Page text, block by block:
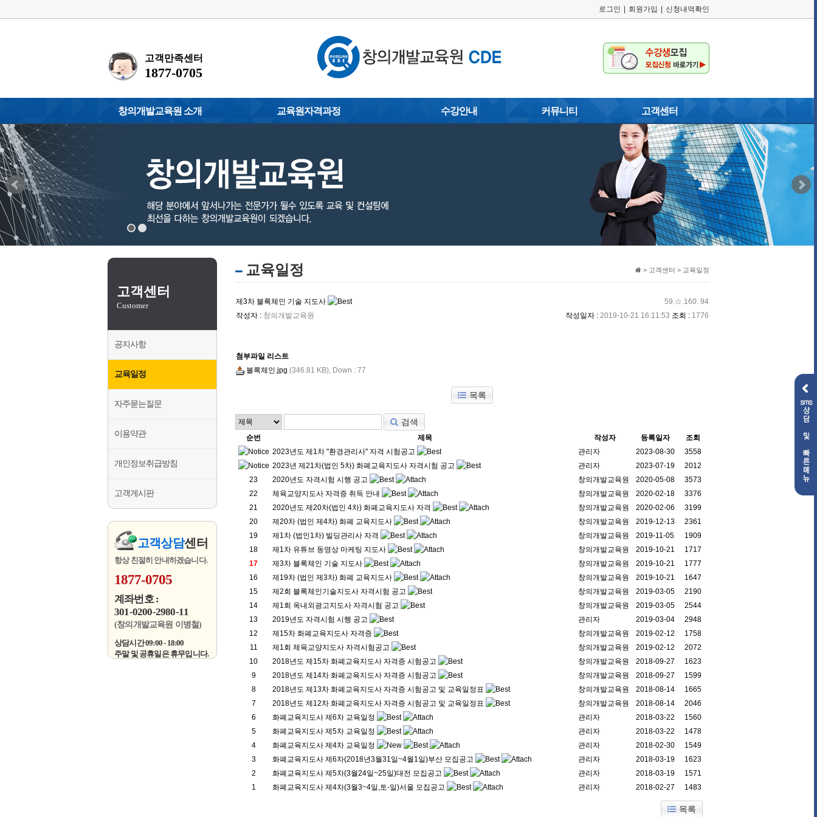
로그인 회원가입 신청내역확인
고객만족센터
1877-0705
창의개발교육원 소개 교육원자격과정
환경관리사
청소년/노인심리지도
소프트웨어지도사
정보보안지도사
왁싱전문교육강사
왁싱전문코디네이터
코딩전문지도사
문예교육지도사
스마트폰활용지도사
옥내외광고지도사
블록체인기술지도사
수강안내 커뮤니티 고객센터
공지사항
교육일정
자주묻는질문
이용약관
개인정보취급방침
고객게시판
고객센터
Customer
공지사항
교육일정
자주묻는질문
이용약관
개인정보취급방침
고객게시판
고객상담센터
항상 친절히 안내하겠습니다.
1877-0705
계좌번호 :
301-0200-2980-11
(창의개발교육원 이병철)
상담시간 09:00 - 18:00
주말 및 공휴일은 휴무입니다.
교육일정 > 고객센터 > 교육일정
제3차 블록체인 기술 지도사
59.☆.160. 94
작성자 : 창의개발교육원 작성일자 : 2019-10-21 16:11:53 조회 : 1776
첨부파일 리스트
볼록체인.jpg (346.81 KB), Down : 77
목록
검색
순번 제목 작성자 등록일자
조회
2023년도 제1차 "환경관리사" 자격 시험공고
관리자 2023-08-30
3558
2023년 제21차(법인 5차) 화폐교육지도사 자격시험 공고
관리자 2023-07-19
2012
23
2020년도 자격시험 시행 공고 창의개발교육원 2020-05-08
3573
22
체육교양지도사 자격증 취득 안내 창의개발교육원 2020-02-18
3376
21
2020년도 제20차(법인 4차) 화폐교육지도사 자격 창의개발교육원 2020-02-06
3199
20
제20차 (법인 제4차) 화폐 교육지도사 창의개발교육원 2019-12-13
2361
19
제1차 (법인1차) 빌딩관리사 자격 창의개발교육원 2019-11-05
1909
18
제1차 유튜브 동영상 마케팅 지도사 창의개발교육원 2019-10-21
1717
17
제3차 블록체인 기술 지도사 창의개발교육원 2019-10-21
1777
16
제19차 (법인 제3차) 화폐 교육지도사 창의개발교육원 2019-10-21
1647
15
제2회 블록체인기술지도사 자격시험 공고 창의개발교육원 2019-03-05
2190
14
제1회 옥내외광고지도사 자격시험 공고 창의개발교육원 2019-03-05
2544
13
2019년도 자격시험 시행 공고 관리자 2019-03-04
2948
12
제15차 화폐교육지도사 자격증 창의개발교육원 2019-02-12
1758
11
제1회 체육교양지도사 자격시험공고 창의개발교육원 2019-02-12
2072
10
2018년도 제15차 화폐교육지도사 자격증 시험공고 창의개발교육원 2018-09-27
1623
9
2018년도 제14차 화폐교육지도사 자격증 시험공고 창의개발교육원 2018-09-27
1599
8
2018년도 제13차 화폐교육지도사 자격증 시험공고 및 교육일정표 창의개발교육원 2018-08-14
1665
7
2018년도 제12차 화폐교육지도사 자격증 시험공고 및 교육일정표 창의개발교육원 2018-08-14
2046
6
화폐교육지도사 제6차 교육일정 관리자 2018-03-22
1560
5
화폐교육지도사 제5차 교육일정 관리자 2018-03-22
1478
4
화폐교육지도사 제4차 교육일정 관리자 2018-02-30
1549
3
화폐교육지도사 제6차(2018년3월31일~4월1일)부산 모집공고 관리자 2018-03-19
1623
2
화폐교육지도사 제5차(3월24일~25일)대전 모집공고 관리자 2018-03-19
1571
1
화폐교육지도사 제4차(3월3~4일,토-일)서울 모집공고 관리자 2018-02-27 1483
목록